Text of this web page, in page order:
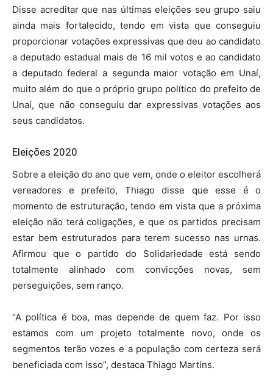
Disse acreditar que nas últimas eleições seu grupo saiu
ainda mais fortalecido, tendo em vista que conseguiu
proporcionar votações expressivas que deu ao candidato
a deputado estadual mais de 16 mil votos e ao candidato
a deputado federal a segunda maior votação em Unaí,
muito além do que o próprio grupo político do prefeito de
Unaí, que não conseguiu dar expressivas votações aos
seus candidatos.
Eleições 2020
Sobre a eleição do ano que vem, onde o eleitor escolherá
vereadores e prefeito, Thiago disse que esse é o
momento de estruturação, tendo em vista que a próxima
eleição não terá coligações, e que os partidos precisam
estar bem estruturados para terem sucesso nas urnas.
Afirmou que o partido do Solidariedade está sendo
totalmente alinhado com convicções novas, sem
perseguições, sem ranço.
“A política é boa, mas depende de quem faz. Por isso
estamos com um projeto totalmente novo, onde os
segmentos terão vozes e a população com certeza será
beneficiada com isso”, destaca Thiago Martins.